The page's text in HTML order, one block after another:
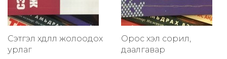
Сэтгэл хөдлөлөө жолоодох
урлаг
Орос хэл сорил,
даалгавар